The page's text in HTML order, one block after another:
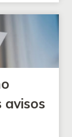
avisos